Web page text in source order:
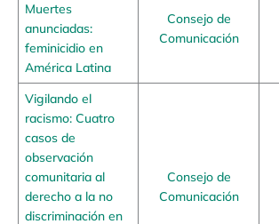
Muertes
anunciadas:
feminicidio en
América Latina
Consejo de
Comunicación
Vigilando el
racismo: Cuatro
casos de
observación
comunitaria al
derecho a la no
discriminación en
Consejo de
Comunicación